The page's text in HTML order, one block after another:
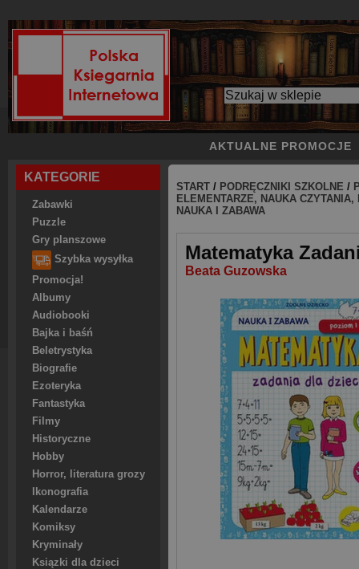
AKTUALNE PROMOCJE
KATEGORIE
Zabawki
Puzzle
Gry planszowe
Szybka wysyłka
Promocja!
Albumy
Audiobooki
Bajka i baśń
Beletrystyka
Biografie
Ezoteryka
Fantastyka
Filmy
Historyczne
Hobby
Horror, literatura grozy
Ikonografia
Kalendarze
Komiksy
Kryminały
Ksiązki dla dzieci
START / PODRĘCZNIKI SZKOLNE /
ELEMENTARZE, NAUKA
NAUKA I ZABAWA
Matematyka
Beata Guzowska